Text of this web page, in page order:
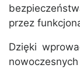
przez
Dzięki